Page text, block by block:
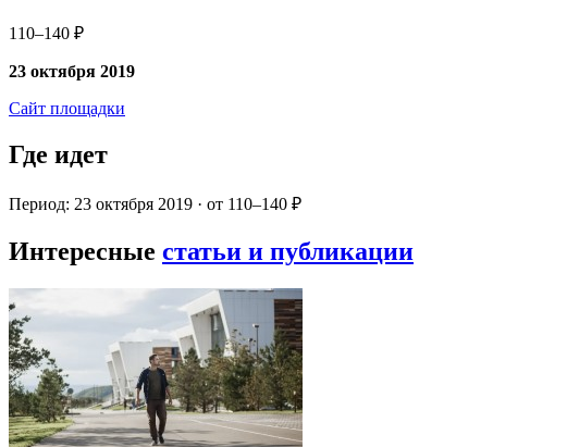
110–140 ₽
23 октября 2019
Сайт площадки
Где идет
Период: 23 октября 2019 · от 110–140 ₽
Интересные статьи и публикации